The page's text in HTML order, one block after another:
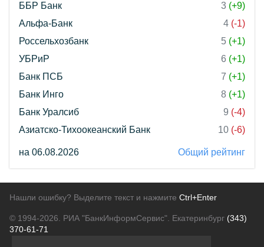
ББР Банк
3 (+9)
Альфа-Банк
4 (-1)
Россельхозбанк
5 (+1)
УБРиР
6 (+1)
Банк ПСБ
7 (+1)
Банк Инго
8 (+1)
Банк Уралсиб
9 (-4)
Азиатско-Тихоокеанский Банк
10 (-6)
на 06.08.2026 Общий рейтинг
Нашли ошибку? Выделите текст и нажмите Ctrl+Enter
© 1994-2026. РИА "БанкИнформСервис". Екатеринбург (343)
370-61-71